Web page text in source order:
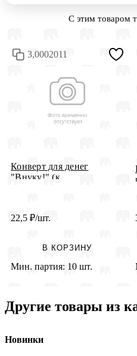
С этим товаром
3,0002011
Конверт для денег
"Внуку!" (к...
22,5 ₽/шт.
В КОРЗИНУ
Мин. партия: 10 шт.
Другие товары из
Новинки